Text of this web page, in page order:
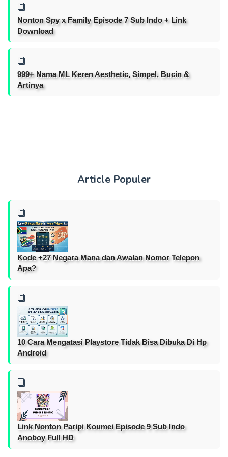
Nonton Spy x Family Episode 7 Sub Indo + Link
Download
999+ Nama ML Keren Aesthetic, Simpel, Bucin &
Artinya
Article Populer
Kode +27 Negara Mana dan Awalan Nomor Telepon
Apa?
10 Cara Mengatasi Playstore Tidak Bisa Dibuka Di Hp
Android
Link Nonton Paripi Koumei Episode 9 Sub Indo
Anoboy Full HD